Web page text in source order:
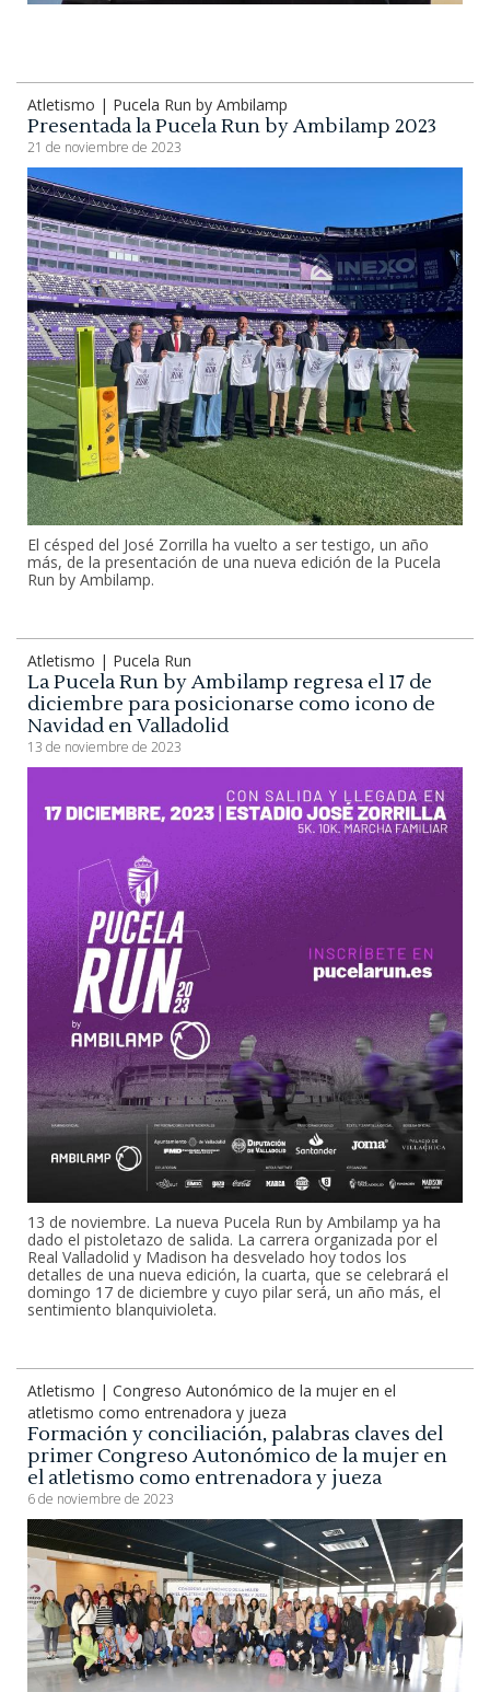
Atletismo | Pucela Run by Ambilamp
Presentada la Pucela Run by Ambilamp 2023
21 de noviembre de 2023
El césped del José Zorrilla ha vuelto a ser testigo, un año
más, de la presentación de una nueva edición de la Pucela
Run by Ambilamp.
Atletismo | Pucela Run
La Pucela Run by Ambilamp regresa el 17 de
diciembre para posicionarse como icono de
Navidad en Valladolid
13 de noviembre de 2023
13 de noviembre. La nueva Pucela Run by Ambilamp ya ha
dado el pistoletazo de salida. La carrera organizada por el
Real Valladolid y Madison ha desvelado hoy todos los
detalles de una nueva edición, la cuarta, que se celebrará el
domingo 17 de diciembre y cuyo pilar será, un año más, el
sentimiento blanquivioleta.
Atletismo | Congreso Autonómico de la mujer en el
atletismo como entrenadora y jueza
Formación y conciliación, palabras claves del
primer Congreso Autonómico de la mujer en
el atletismo como entrenadora y jueza
6 de noviembre de 2023